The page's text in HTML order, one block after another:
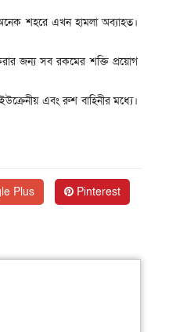
শহরে এখন হামলা অব্যাহত।
জন্য সব রকমের শক্তি প্রয়োগ
এবং রুশ বাহিনীর মধ্যে।
Plus Pinterest